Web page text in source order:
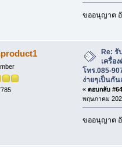
ขออนุญาต
Re: รั
เครื่อ
โทร.085-
ง่ายๆเป็นกัน
« ตอบกลับ
พฤษภาคม
ขออนุญาต